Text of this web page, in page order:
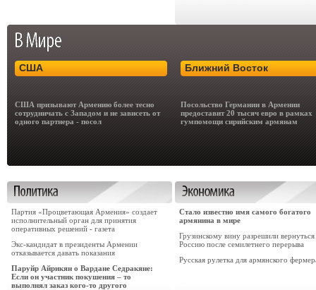
США
США призывают Армению более тесно
сотрудничать с Западом и не зависеть от
одного партнера - посол
Ближний Восток
Посольство Германии в Армении
предоставит 20 тысяч евро в рамках
гумпомощи сирийским армянам
Партия «Процветающая Армения» создает
исполнительный орган для принятия
оперативных решений - газета
Экс-кандидат в президенты Армении
отказывается давать показания
Паруйр Айрикян о Вардане Седракяне:
Если он участник покушения – то
выполнял заказ кого-то другого
Стало известно имя самого богатого
армянина в мире
Грузинскому вину разрешили вернуться
Россию после семилетнего перерыва
Русская рулетка для армянского